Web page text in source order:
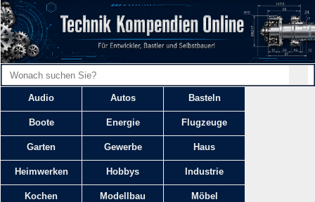
Audio Autos Basteln
Boote Energie Flugzeuge
Garten Gewerbe Haus
Heimwerken Hobbys Industrie
Kochen Modellbau Möbel